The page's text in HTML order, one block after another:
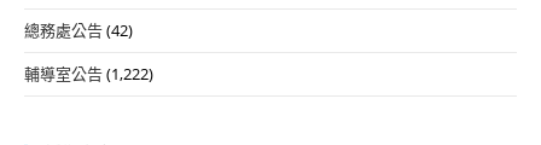
總務處公告(42)
輔導室公告(1,222)